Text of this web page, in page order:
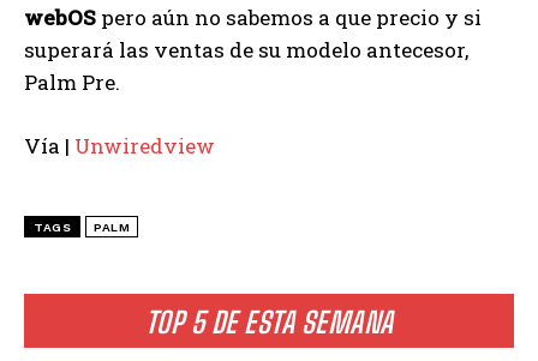
TOP 5 DE ESTA SEMANA
webOS pero aún no sabemos a que precio y si
superará las ventas de su modelo antecesor,
Palm Pre.
Vía | Unwiredview
TAGS PALM